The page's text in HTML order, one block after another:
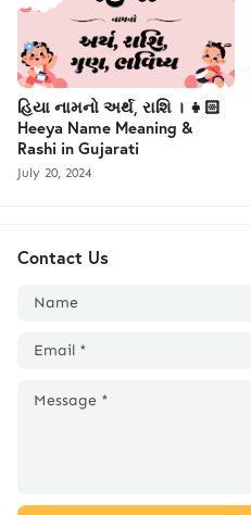
હિયા નામનો અર્થ, રાશિ । 👧🏻
Heeya Name Meaning &
Rashi in Gujarati
July 20, 2024
Contact Us